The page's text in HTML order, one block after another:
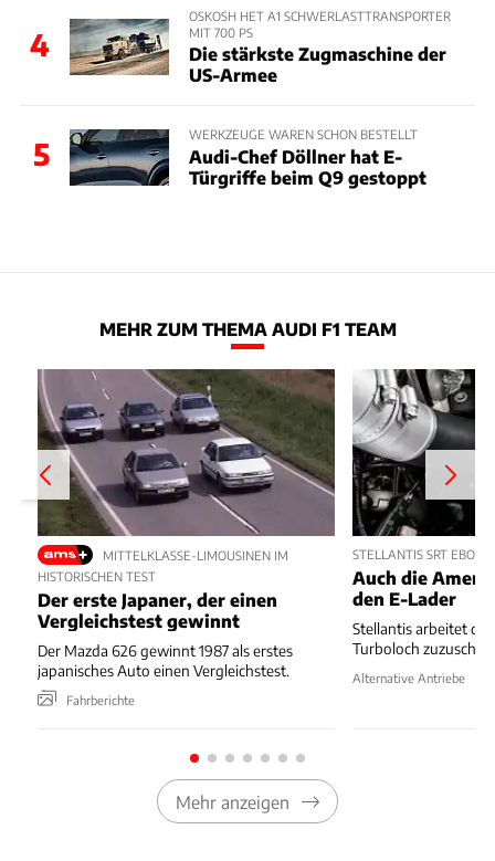
4
OSKOSH HET A1 SCHWERLASTTRANSPORTER
MIT 700 PS
Die stärkste Zugmaschine der
US-Armee
5
WERKZEUGE WAREN SCHON BESTELLT
Audi-Chef Döllner hat E-
Türgriffe beim Q9 gestoppt
MEHR ZUM THEMA AUDI F1 TEAM
MITTELKLASSE-LIMOUSINEN IM
HISTORISCHEN TEST
Der erste Japaner, der einen
Vergleichstest gewinnt
Der Mazda 626 gewinnt 1987 als erstes
japanisches Auto einen Vergleichstest.
Fahrberichte
STELLANTIS SRT
Auch die
den E-Lader
Stellantis arbeitet
Turboloch
Alternative Antriebe
Mehr anzeigen